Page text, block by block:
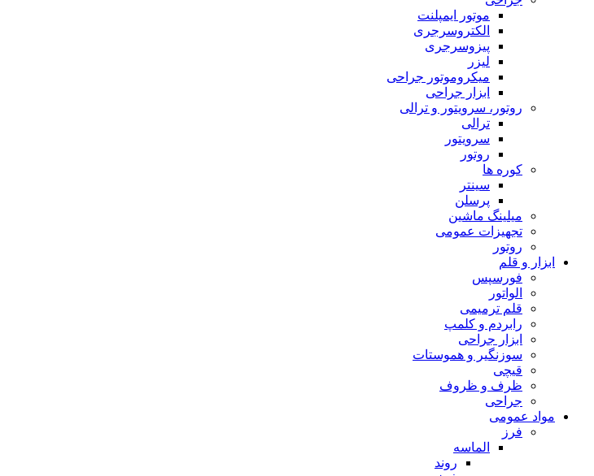
موتور ایمپلنت
الکتروسرجری
پیزوسرجری
لیزر
میکروموتور جراحی
ابزار جراحی
روتور، سرویتور و ترالی
ترالی
سرویتور
روتور
کوره ها
سینتر
پرسلن
میلینگ ماشین
تجهیزات عمومی
روتور
ابزار و قلم
فورسپس
الواتور
قلم ترمیمی
رابردم و کلمپ
ابزار جراحی
سوزنگیر و هموستات
قیچی
ظرف و ظروف
جراحی
مواد عمومی
فرز
الماسه
روند